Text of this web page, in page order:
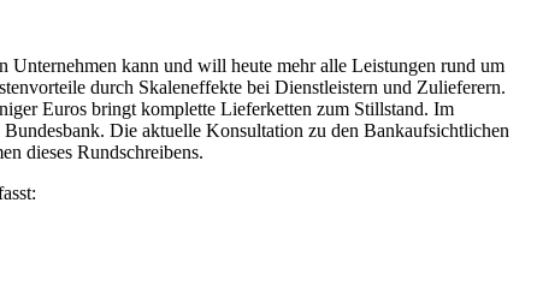
kann und will heute mehr alle Leistungen rund um
durch Skaleneffekte bei Dienstleistern und Zulieferern.
Euros bringt komplette Lieferketten zum Stillstand. Im
Die aktuelle Konsultation zu den Bankaufsichtlichen
dieses Rundschreibens.